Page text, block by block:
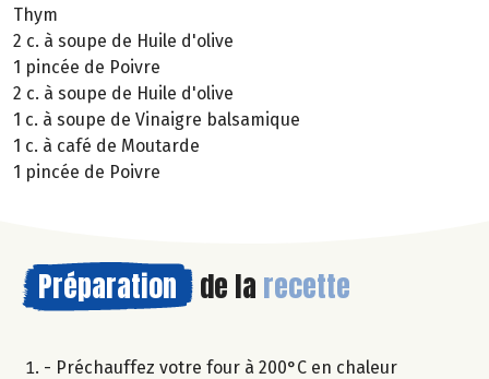
Thym
2 c. à soupe de Huile d'olive
1 pincée de Poivre
2 c. à soupe de Huile d'olive
1 c. à soupe de Vinaigre balsamique
1 c. à café de Moutarde
1 pincée de Poivre
Préparation de la recette
- Préchauffez votre four à 200°C en chaleur